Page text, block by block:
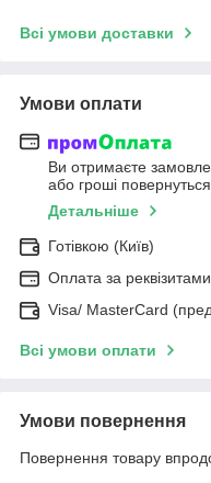
Всі умови доставки
Умови оплати
Ви отримаєте
або гроші
Детальніше
Готівкою (Київ)
Оплата за реквізитами
Visa/ MasterCard
Всі умови оплати
Умови повернення
Повернення товару